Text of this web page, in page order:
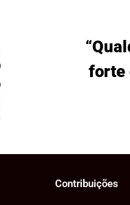
forte
Contribuições